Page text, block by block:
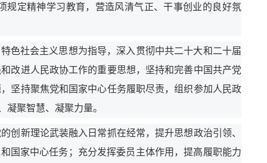
定精神学习教育，营造风清气正、干事创业的良好氛
社会主义思想为指导，深入贯彻中共二十大和二十届
改进人民政协工作的重要思想，坚持和完善中国共产党
坚持聚焦党和国家中心任务履职尽责，组织参加人民政
聚智慧、凝聚力量。
新理论武装融入日常抓在经常，提升思想政治引领、
国家中心任务；充分发挥委员主体作用，提高履职能力